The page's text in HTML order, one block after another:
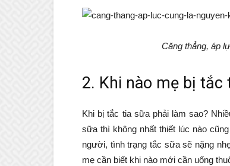
Căng thẳng, áp
2. Khi nào mẹ bị
Khi bị tắc tia sữa phải làm sao?
sữa thì không nhất thiết lúc nào
người, tình trạng tắc sữa sẽ nặng
mẹ cần biết khi nào mới cần uống